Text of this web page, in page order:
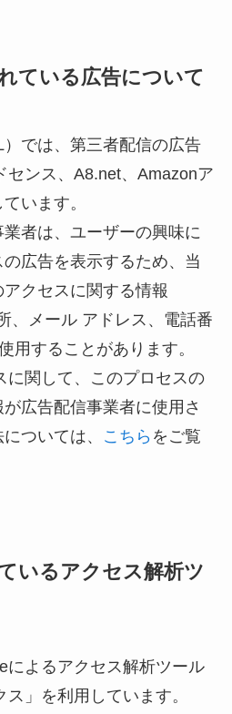
ている広告について
では、第三者配信の広告
センス、A8.net、Amazonア
います。
者は、ユーザーの興味に
広告を表示するため、当
クセスに関する情報
、メール アドレス、電話番
用することがあります。
に関して、このプロセスの
広告配信事業者に使用さ
ついては、
こちら をご覧
いるアクセス解析ツ
によるアクセス解析ツール
ス」を利用しています。